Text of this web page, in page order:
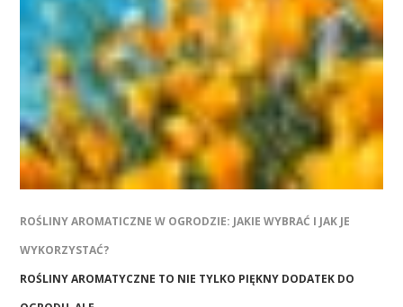
ROŚLINY AROMATICZNE W OGRODZIE: JAKIE WYBRAĆ I JAK JE
WYKORZYSTAĆ?
ROŚLINY AROMATYCZNE TO NIE TYLKO PIĘKNY DODATEK DO